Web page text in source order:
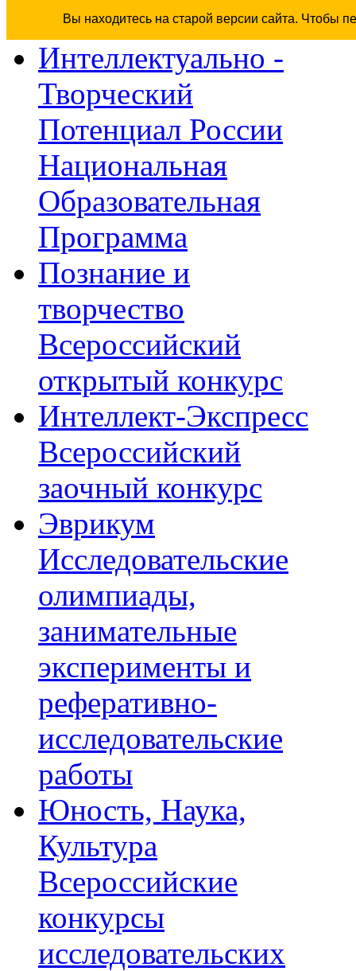
Вы находитесь на старой версии сайта. Чтобы
Интеллектуально -
Творческий
Потенциал России
Национальная
Образовательная
Программа
Познание и
творчество
Всероссийский
открытый конкурс
Интеллект-Экспресс
Всероссийский
заочный конкурс
Эврикум
Исследовательские
олимпиады,
занимательные
эксперименты и
реферативно-
исследовательские
работы
Юность, Наука,
Культура
Всероссийские
конкурсы
исследовательских